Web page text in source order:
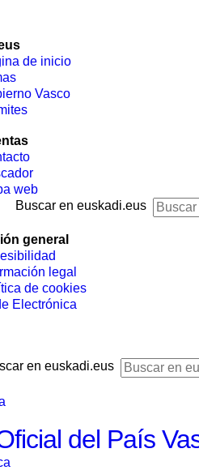
de inicio
Vasco
web
Buscar en euskadi.eus
general
legal
de cookies
Electrónica
en euskadi.eus
del País